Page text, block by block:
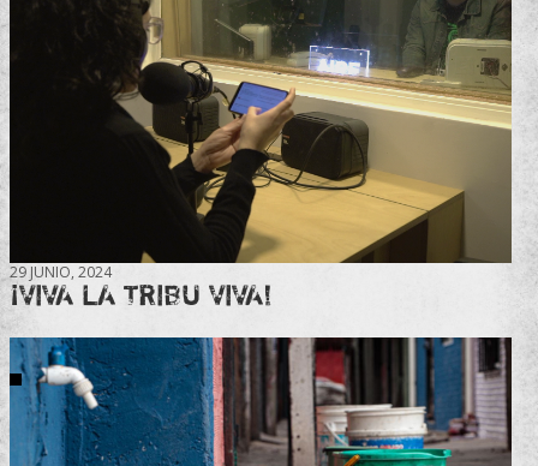
29 JUNIO, 2024
¡VIVA LA TRIBU VIVA!